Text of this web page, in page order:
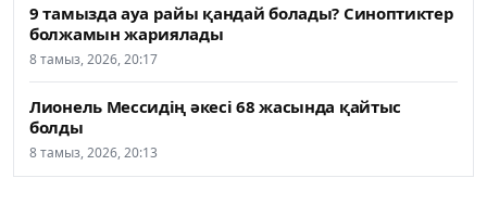
9 тамызда ауа райы қандай болады? Синоптиктер
болжамын жариялады
8 тамыз, 2026, 20:17
Лионель Мессидің әкесі 68 жасында қайтыс
болды
8 тамыз, 2026, 20:13